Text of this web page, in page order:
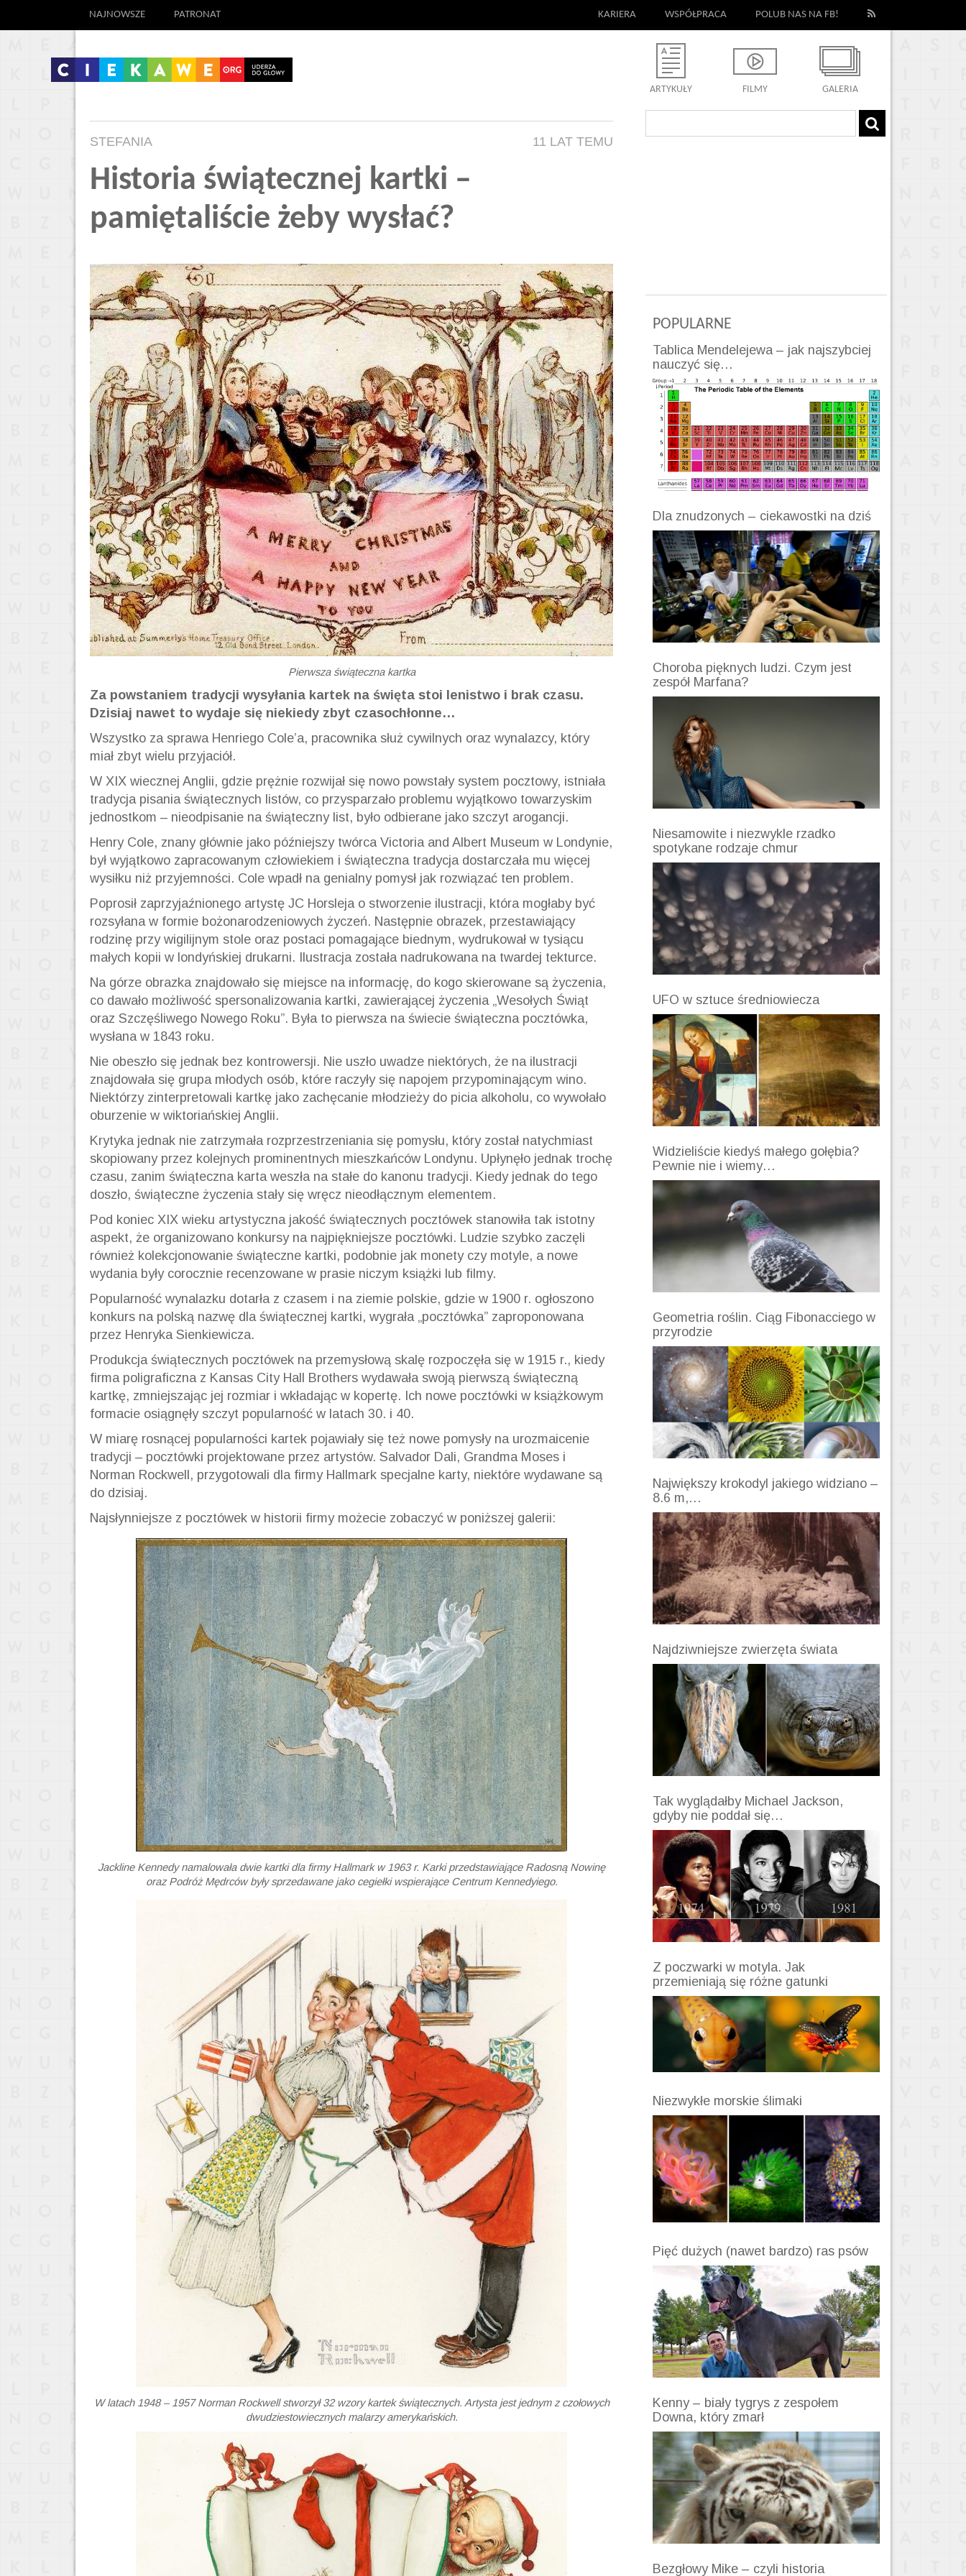
NAJNOWSZE PATRONAT KARIERA WSPÓŁPRACA POLUB NAS NA FB!
ARTYKUŁY FILMY GALERIA
STEFANIA 11 LAT TEMU
Historia świątecznej kartki –
pamiętaliście żeby wysłać?
Pierwsza świąteczna kartka
Za powstaniem tradycji wysyłania kartek na święta stoi lenistwo i brak czasu.
Dzisiaj nawet to wydaje się niekiedy zbyt czasochłonne…
Wszystko za sprawa Henriego Cole’a, pracownika służ cywilnych oraz wynalazcy, który
miał zbyt wielu przyjaciół.
W XIX wiecznej Anglii, gdzie prężnie rozwijał się nowo powstały system pocztowy, istniała
tradycja pisania świątecznych listów, co przysparzało problemu wyjątkowo towarzyskim
jednostkom – nieodpisanie na świąteczny list, było odbierane jako szczyt arogancji.
Henry Cole, znany głównie jako późniejszy twórca Victoria and Albert Museum w Londynie,
był wyjątkowo zapracowanym człowiekiem i świąteczna tradycja dostarczała mu więcej
wysiłku niż przyjemności. Cole wpadł na genialny pomysł jak rozwiązać ten problem.
Poprosił zaprzyjaźnionego artystę JC Horsleja o stworzenie ilustracji, która mogłaby być
rozsyłana w formie bożonarodzeniowych życzeń. Następnie obrazek, przestawiający
rodzinę przy wigilijnym stole oraz postaci pomagające biednym, wydrukował w tysiącu
małych kopii w londyńskiej drukarni. Ilustracja została nadrukowana na twardej tekturce.
Na górze obrazka znajdowało się miejsce na informację, do kogo skierowane są życzenia,
co dawało możliwość spersonalizowania kartki, zawierającej życzenia „Wesołych Świąt
oraz Szczęśliwego Nowego Roku”. Była to pierwsza na świecie świąteczna pocztówka,
wysłana w 1843 roku.
Nie obeszło się jednak bez kontrowersji. Nie uszło uwadze niektórych, że na ilustracji
znajdowała się grupa młodych osób, które raczyły się napojem przypominającym wino.
Niektórzy zinterpretowali kartkę jako zachęcanie młodzieży do picia alkoholu, co wywołało
oburzenie w wiktoriańskiej Anglii.
Krytyka jednak nie zatrzymała rozprzestrzeniania się pomysłu, który został natychmiast
skopiowany przez kolejnych prominentnych mieszkańców Londynu. Upłynęło jednak trochę
czasu, zanim świąteczna karta weszła na stałe do kanonu tradycji. Kiedy jednak do tego
doszło, świąteczne życzenia stały się wręcz nieodłącznym elementem.
Pod koniec XIX wieku artystyczna jakość świątecznych pocztówek stanowiła tak istotny
aspekt, że organizowano konkursy na najpiękniejsze pocztówki. Ludzie szybko zaczęli
również kolekcjonowanie świąteczne kartki, podobnie jak monety czy motyle, a nowe
wydania były corocznie recenzowane w prasie niczym książki lub filmy.
Popularność wynalazku dotarła z czasem i na ziemie polskie, gdzie w 1900 r. ogłoszono
konkurs na polską nazwę dla świątecznej kartki, wygrała „pocztówka” zaproponowana
przez Henryka Sienkiewicza.
Produkcja świątecznych pocztówek na przemysłową skalę rozpoczęła się w 1915 r., kiedy
firma poligraficzna z Kansas City Hall Brothers wydawała swoją pierwszą świąteczną
kartkę, zmniejszając jej rozmiar i wkładając w kopertę. Ich nowe pocztówki w książkowym
formacie osiągnęły szczyt popularność w latach 30. i 40.
W miarę rosnącej popularności kartek pojawiały się też nowe pomysły na urozmaicenie
tradycji – pocztówki projektowane przez artystów. Salvador Dali, Grandma Moses i
Norman Rockwell, przygotowali dla firmy Hallmark specjalne karty, niektóre wydawane są
do dzisiaj.
Najsłynniejsze z pocztówek w historii firmy możecie zobaczyć w poniższej galerii:
Jackline Kennedy namalowała dwie kartki dla firmy Hallmark w 1963 r. Karki przedstawiające Radosną Nowinę
oraz Podróż Mędrców były sprzedawane jako cegiełki wspierające Centrum Kennedyiego.
W latach 1948 – 1957 Norman Rockwell stworzył 32 wzory kartek świątecznych. Artysta jest jednym z czołowych
dwudziestowiecznych malarzy amerykańskich.
POPULARNE
Tablica Mendelejewa – jak najszybciej
nauczyć się…
Dla znudzonych – ciekawostki na dziś
Choroba pięknych ludzi. Czym jest
zespół Marfana?
Niesamowite i niezwykle rzadko
spotykane rodzaje chmur
UFO w sztuce średniowiecza
Widzieliście kiedyś małego gołębia?
Pewnie nie i wiemy…
Geometria roślin. Ciąg Fibonacciego w
przyrodzie
Największy krokodyl jakiego widziano –
8.6 m,…
Najdziwniejsze zwierzęta świata
Tak wyglądałby Michael Jackson,
gdyby nie poddał się…
Z poczwarki w motyla. Jak
przemieniają się różne gatunki
Niezwykłe morskie ślimaki
Pięć dużych (nawet bardzo) ras psów
Kenny – biały tygrys z zespołem
Downa, który zmarł
Bezgłowy Mike – czyli historia